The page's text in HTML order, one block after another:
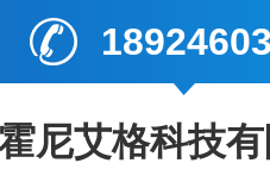
尼艾格科技